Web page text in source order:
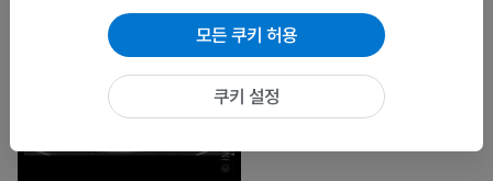
모든 쿠키 허용
쿠키 설정